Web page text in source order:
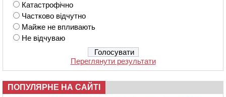
Катастрофічно
Частково відчутно
Майже не впливають
Не відчуваю
Переглянути результати
ПОПУЛЯРНЕ НА САЙТІ